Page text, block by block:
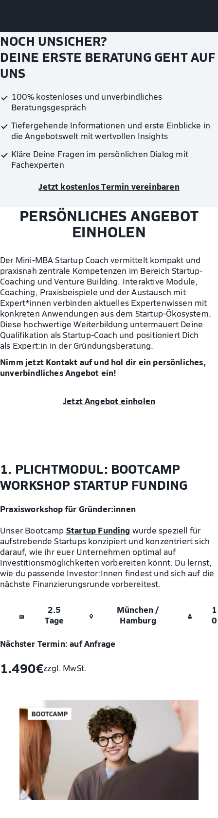
NOCH UNSICHER?
DEINE ERSTE BERATUNG GEHT AUF
UNS
100% kostenloses und unverbindliches
Beratungsgespräch
Tiefergehende Informationen und erste Einblicke in
die Angebotswelt mit wertvollen Insights
Kläre Deine Fragen im persönlichen Dialog mit
Fachexperten
Jetzt kostenlos Termin vereinbaren
PERSÖNLICHES ANGEBOT
EINHOLEN
Der Mini-MBA Startup Coach vermittelt kompakt und
praxisnah zentrale Kompetenzen im Bereich Startup-
Coaching und Venture Building. Interaktive Module,
Coaching, Praxisbeispiele und der Austausch mit
Expert*innen verbinden aktuelles Expertenwissen mit
konkreten Anwendungen aus dem Startup-Ökosystem.
Diese hochwertige Weiterbildung untermauert Deine
Qualifikation als Startup-Coach und positioniert Dich
als Expert:in in der Gründungsberatung.
Nimm jetzt Kontakt auf und hol dir ein persönliches,
unverbindliches Angebot ein!
Jetzt Angebot einholen
1. PLICHTMODUL: BOOTCAMP
WORKSHOP STARTUP FUNDING
Praxisworkshop für Gründer:innen
Unser Bootcamp Startup Funding wurde speziell für
aufstrebende Startups konzipiert und konzentriert sich
darauf, wie ihr euer Unternehmen optimal auf
Investitionsmöglichkeiten vorbereiten könnt. Du lernst,
wie du passende Investor:Innen findest und sich auf die
nächste Finanzierungsrunde vorbereitest.
2.5
Tage
München/
Hamburg
1
0
Nächster Termin: auf Anfrage
1.490€zzgl. MwSt.